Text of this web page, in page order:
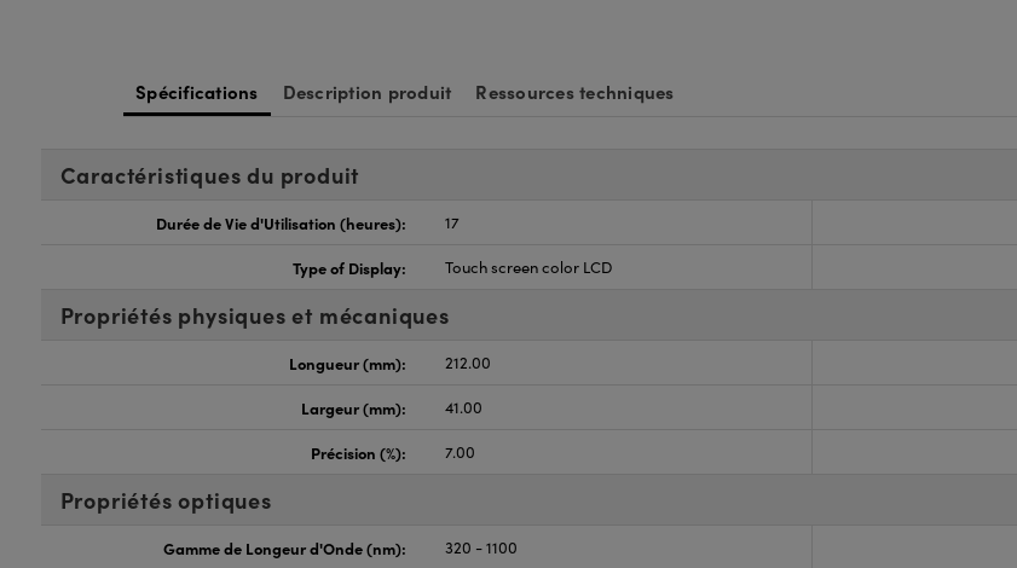
Spécifications Description produit Ressources techniques
Caractéristiques du produit
Durée de Vie d'Utilisation (heures): 17
Type of Display: Touch screen color LCD
Propriétés physiques et mécaniques
Longueur (mm): 212.00
Largeur (mm): 41.00
Précision (%): 7.00
Propriétés optiques
Gamme de Longeur d'Onde (nm): 320 - 1100